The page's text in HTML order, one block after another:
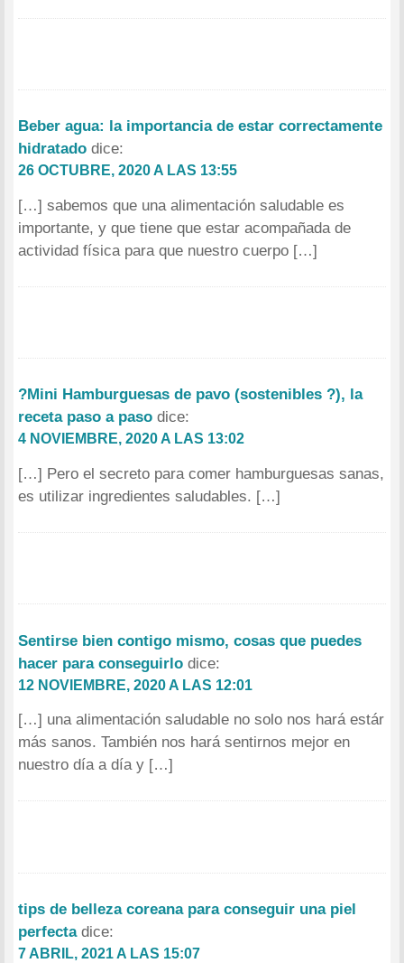
Beber agua: la importancia de estar correctamente
hidratado dice:
26 OCTUBRE, 2020 A LAS 13:55
[…] sabemos que una alimentación saludable es
importante, y que tiene que estar acompañada de
actividad física para que nuestro cuerpo […]
?Mini Hamburguesas de pavo (sostenibles ?), la
receta paso a paso dice:
4 NOVIEMBRE, 2020 A LAS 13:02
[…] Pero el secreto para comer hamburguesas sanas,
es utilizar ingredientes saludables. […]
Sentirse bien contigo mismo, cosas que puedes
hacer para conseguirlo dice:
12 NOVIEMBRE, 2020 A LAS 12:01
[…] una alimentación saludable no solo nos hará estár
más sanos. También nos hará sentirnos mejor en
nuestro día a día y […]
tips de belleza coreana para conseguir una piel
perfecta dice:
7 ABRIL, 2021 A LAS 15:07